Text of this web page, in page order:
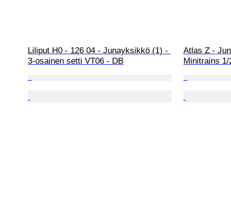
Liliput H0 - 126 04 - Junayksikkö (1) -
3-osainen setti VT06 - DB
Atlas Z -
Minitrains 1/